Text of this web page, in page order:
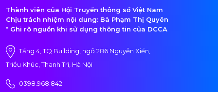
Thành viên của Hội Truyền thông số Việt Nam
Chịu trách nhiệm nội dung: Bà Phạm Thị Quyên
* Ghi rõ nguồn khi sử dụng thông tin của DCCA
Tầng 4, TQ Building, ngõ 286 Nguyễn Xiển,
Triều Khúc, Thanh Trì, Hà Nội
0398.968.842